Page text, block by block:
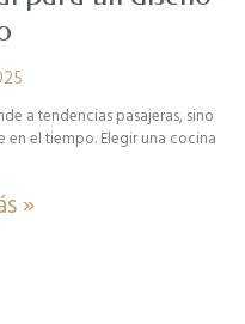
a tendencias pasajeras, sino
el tiempo. Elegir una cocina
»